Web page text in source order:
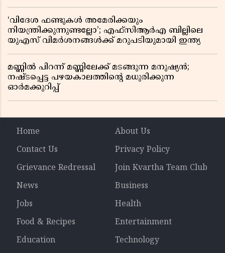
‘വിദേശ ഫണ്ടുകൾ അമേരിക്കയും
നിയന്ത്രിക്കുന്നുണ്ടല്ലോ’; എഫ്സിആർഎ ബില്ലിലെ
യുഎസ് വിമർശനങ്ങൾക്ക് മറുപടിയുമായി ഇന്ത്യ
മണ്ണിൽ പിറന്ന് മണ്ണിലേക്ക് മടങ്ങുന്ന മനുഷ്യൻ;
നഷ്ടപ്പെട്ട പഴയകാലത്തിൻ്റെ മധുരിക്കുന്ന
ഓർമക്കുറിപ്പ്
Home
About Us
Contact Us
Privacy Policy
Grievance Redressal
Join Kvartha Team Club
News
Business
Jobs
Health
Food & Recipes
Entertainment
Education
Technology